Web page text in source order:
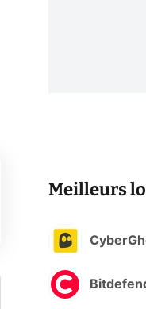
Meilleurs